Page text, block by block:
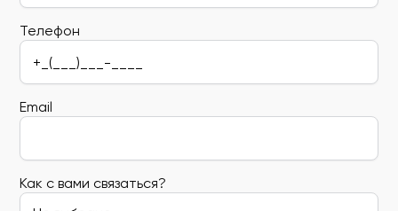
Телефон
Email
Как с вами связаться?